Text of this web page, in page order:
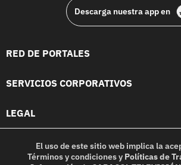
Descarga nuestra app en
RED DE PORTALES
SERVICIOS CORPORATIVOS
LEGAL
El uso de este sitio web implica la
Términos y condicionesy Políticas de